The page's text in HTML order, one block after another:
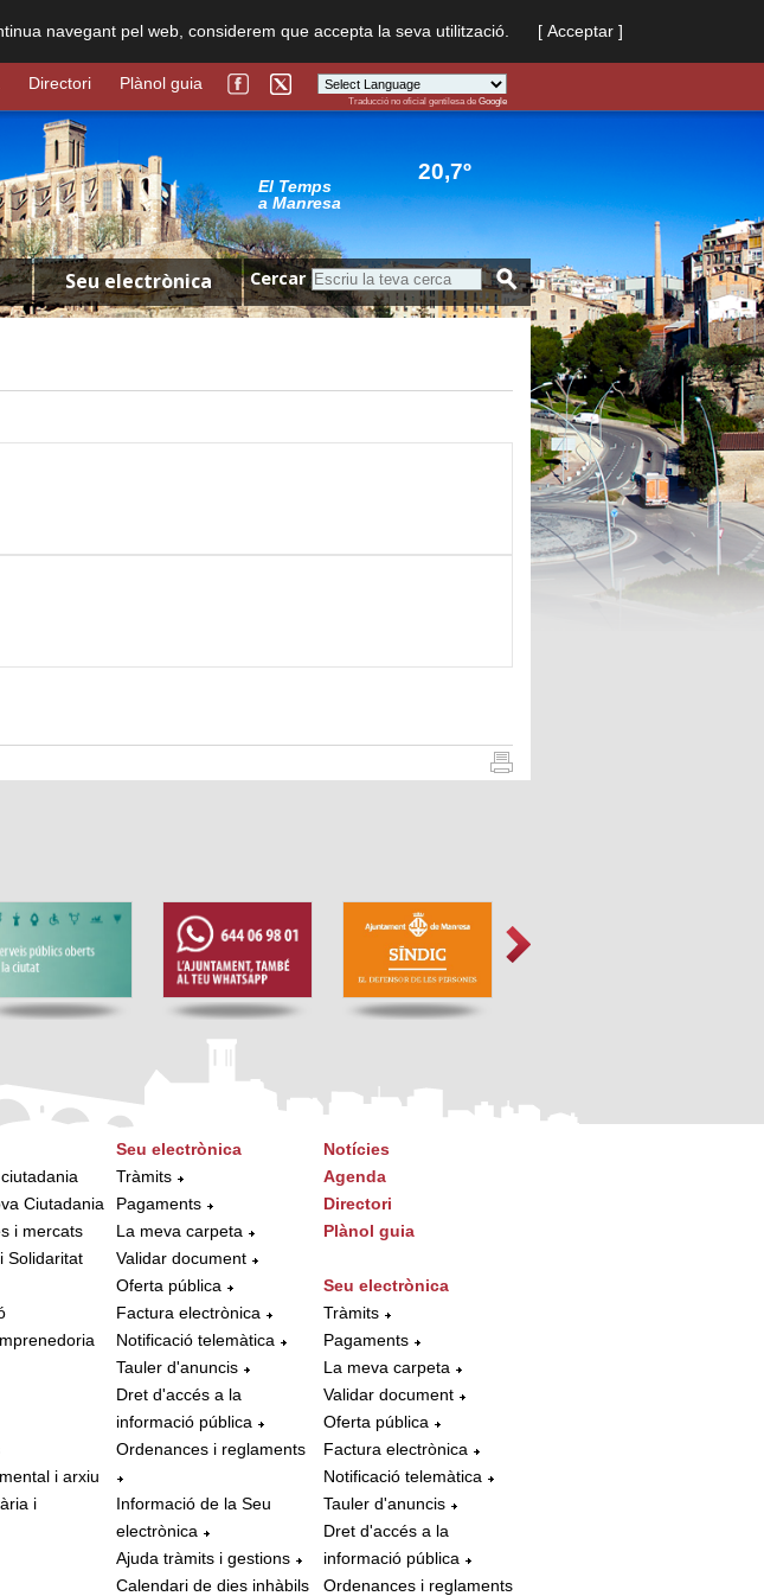
navegant pel web, considerem que accepta la seva utilització. [ Acceptar ]
Powered by
Traducció no oficial gentilesa de Google
Directori Plànol guia
El Temps
a Manresa
20,7º
Seu electrònica Cercar
Ciutadania
i mercats
Solidaritat
i arxiu
i
Seu electrònica
Tràmits
Pagaments
La meva carpeta
Validar document
Oferta pública
Factura electrònica
Notificació telemàtica
Tauler d'anuncis
Dret d'accés a la
informació pública
Ordenances i reglaments
Informació de la Seu
electrònica
Ajuda tràmits i gestions
Calendari de dies inhàbils
Notícies
Agenda
Directori
Plànol guia
Seu electrònica
Tràmits
Pagaments
La meva carpeta
Validar document
Oferta pública
Factura electrònica
Notificació telemàtica
Tauler d'anuncis
Dret d'accés a la
informació pública
Ordenances i reglaments